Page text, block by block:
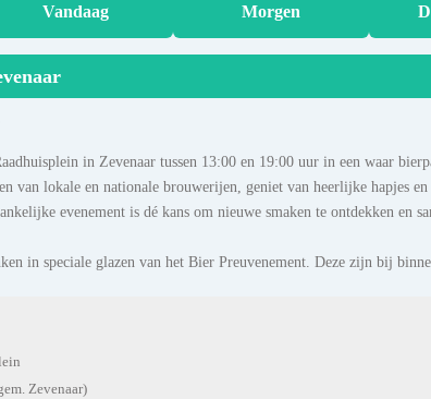
Vandaag Morgen
in Zevenaar tussen 13:00 en 19:00 uur in een waar
van lokale en nationale brouwerijen, geniet van heerlijke hapjes
evenement is dé kans om nieuwe smaken te ontdekken en
in speciale glazen van het Bier Preuvenement. Deze zijn bij
Zevenaar)